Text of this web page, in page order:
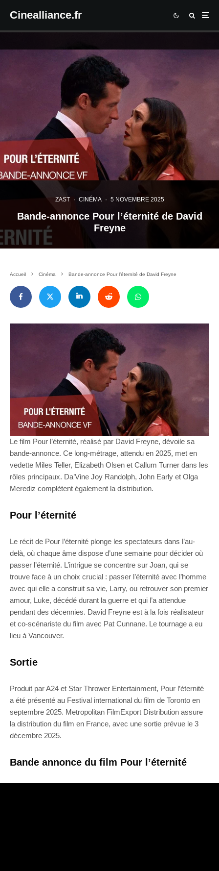
Cinealliance.fr
ZAST · CINÉMA · 5 NOVEMBRE 2025
Bande-annonce Pour l’éternité de David
Freyne
Accueil Cinéma Bande-annonce Pour l’éternité de David Freyne
Le film Pour l’éternité, réalisé par David Freyne, dévoile sa
bande-annonce. Ce long-métrage, attendu en 2025, met en
vedette Miles Teller, Elizabeth Olsen et Callum Turner dans les
rôles principaux. Da’Vine Joy Randolph, John Early et Olga
Merediz complètent également la distribution.
Pour l’éternité
Le récit de Pour l’éternité plonge les spectateurs dans l’au-
delà, où chaque âme dispose d’une semaine pour décider où
passer l’éternité. L’intrigue se concentre sur Joan, qui se
trouve face à un choix crucial : passer l’éternité avec l’homme
avec qui elle a construit sa vie, Larry, ou retrouver son premier
amour, Luke, décédé durant la guerre et qui l’a attendue
pendant des décennies. David Freyne est à la fois réalisateur
et co-scénariste du film avec Pat Cunnane. Le tournage a eu
lieu à Vancouver.
Sortie
Produit par A24 et Star Thrower Entertainment, Pour l’éternité
a été présenté au Festival international du film de Toronto en
septembre 2025. Metropolitan FilmExport Distribution assure
la distribution du film en France, avec une sortie prévue le 3
décembre 2025.
Bande annonce du film Pour l’éternité